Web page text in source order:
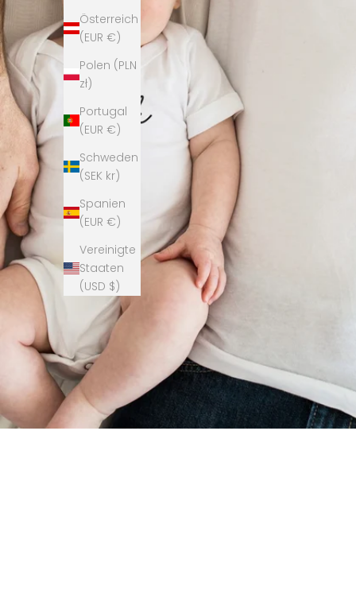
Österreich
(EUR €)
Polen (PLN
zł)
Portugal
(EUR €)
Schweden
(SEK kr)
Spanien
(EUR €)
Vereinigte
Staaten
(USD $)